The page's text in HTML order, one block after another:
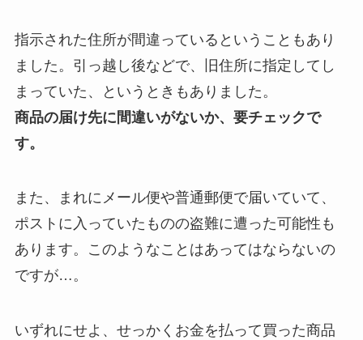
指示された住所が間違っているということもあり
ました。引っ越し後などで、旧住所に指定してし
まっていた、というときもありました。
商品の届け先に間違いがないか、要チェックで
す。
また、まれにメール便や普通郵便で届いていて、
ポストに入っていたものの盗難に遭った可能性も
あります。このようなことはあってはならないの
ですが…。
いずれにせよ、せっかくお金を払って買った商品